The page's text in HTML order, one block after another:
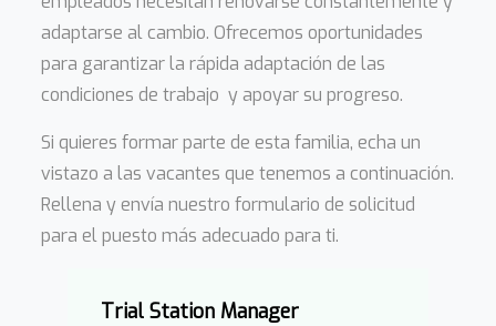
adaptarse al cambio. Ofrecemos oportunidades
para garantizar la rápida adaptación de las
condiciones de trabajo y apoyar su progreso.
Si quieres formar parte de esta familia, echa un
vistazo a las vacantes que tenemos a continuación.
Rellena y envía nuestro formulario de solicitud
para el puesto más adecuado para ti.
Trial Station Manager